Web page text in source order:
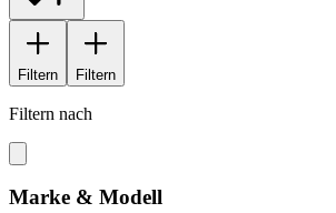
Filtern Filtern
Filtern nach
Marke & Modell